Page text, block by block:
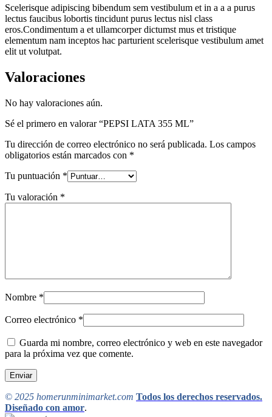
Scelerisque adipiscing bibendum sem vestibulum et in a a a purus
lectus faucibus lobortis tincidunt purus lectus nisl class
eros.Condimentum a et ullamcorper dictumst mus et tristique
elementum nam inceptos hac parturient scelerisque vestibulum amet
elit ut volutpat.
Valoraciones
No hay valoraciones aún.
Sé el primero en valorar “PEPSI LATA 355 ML”
Tu dirección de correo electrónico no será publicada. Los campos
obligatorios están marcados con *
Tu puntuación *
Tu valoración *
Nombre *
Correo electrónico *
Guarda mi nombre, correo electrónico y web en este navegador
para la próxima vez que comente.
© 2025 homerunminimarket.com Todos los derechos reservados.
Diseñado con amor.